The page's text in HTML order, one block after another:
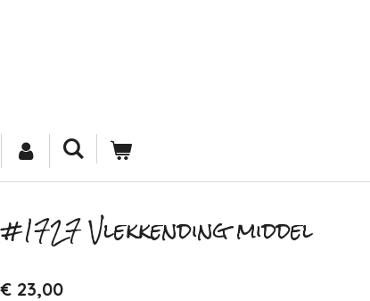
#1727 Vlekkending middel
€ 23,00